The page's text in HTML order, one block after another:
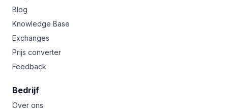
Blog
Knowledge Base
Exchanges
Prijs converter
Feedback
Bedrijf
Over ons